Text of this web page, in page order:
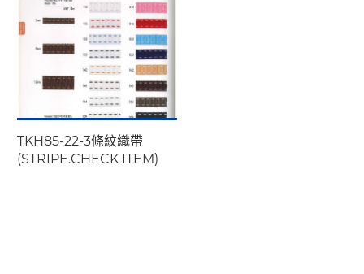
TKH85-22-3條紋織帶
(STRIPE.CHECK ITEM)